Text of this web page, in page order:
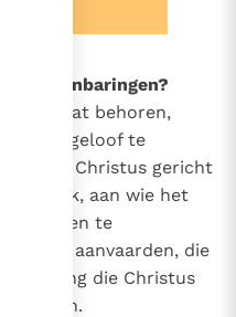
openbaringen?
behoren,
geloof te
op Christus gericht
de Kerk, aan wie het
te
geen aanvaarden, die
die Christus